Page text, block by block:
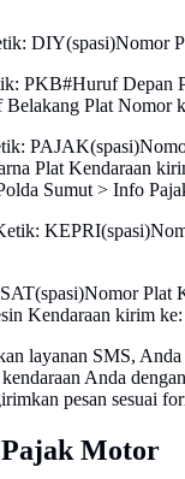
DIY(spasi)Nomor
PKB#Huruf Depan
Plat Nomor
Plat Kendaraan
Sumut > Info
Plat
Kendaraan kirim
layanan SMS, Anda
Anda
pesan sesuai
Motor